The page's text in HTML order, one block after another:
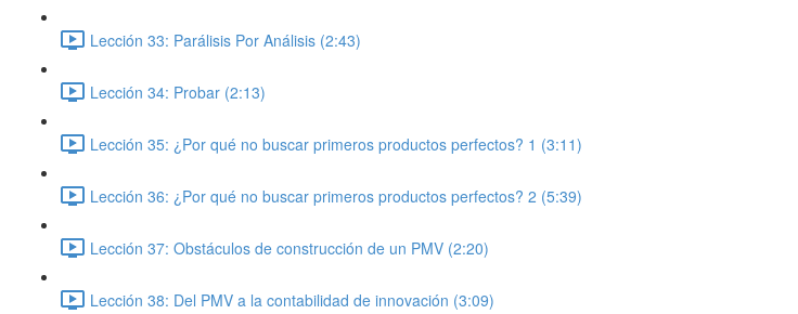
Lección 33: Parálisis Por Análisis (2:43)
Lección 34: Probar (2:13)
Lección 35: ¿Por qué no buscar primeros productos perfectos? 1 (3:11)
Lección 36: ¿Por qué no buscar primeros productos perfectos? 2 (5:39)
Lección 37: Obstáculos de construcción de un PMV (2:20)
Lección 38: Del PMV a la contabilidad de innovación (3:09)